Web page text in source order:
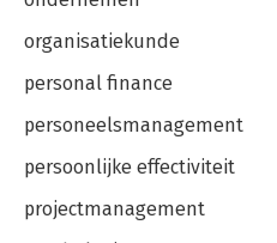
organisatiekunde
personal finance
personeelsmanagement
persoonlijke effectiviteit
projectmanagement